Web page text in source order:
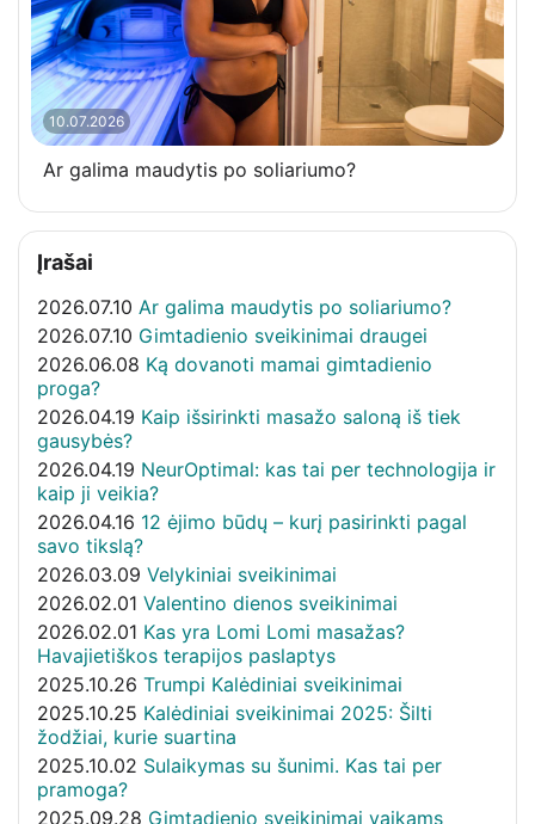
10.07.2026
Ar galima maudytis po soliariumo?
Įrašai
2026.07.10 Ar galima maudytis po soliariumo?
2026.07.10 Gimtadienio sveikinimai draugei
2026.06.08 Ką dovanoti mamai gimtadienio
proga?
2026.04.19 Kaip išsirinkti masažo saloną iš tiek
gausybės?
2026.04.19 NeurOptimal: kas tai per technologija ir
kaip ji veikia?
2026.04.16 12 ėjimo būdų – kurį pasirinkti pagal
savo tikslą?
2026.03.09 Velykiniai sveikinimai
2026.02.01 Valentino dienos sveikinimai
2026.02.01 Kas yra Lomi Lomi masažas?
Havajietiškos terapijos paslaptys
2025.10.26 Trumpi Kalėdiniai sveikinimai
2025.10.25 Kalėdiniai sveikinimai 2025: Šilti
žodžiai, kurie suartina
2025.10.02 Sulaikymas su šunimi. Kas tai per
pramoga?
2025.09.28 Gimtadienio sveikinimai vaikams